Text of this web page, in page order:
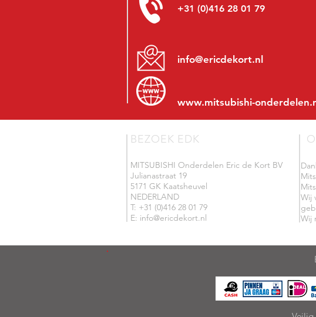
+31 (0)416 28 01 79
info@ericdekort.nl
www.mitsubishi-
BEZOEK EDK
MITSUBISHI Onderdelen Eric de Kort BV
Julianastraat 19
5171 GK Kaatsheuvel
NEDERLAND
T: +31 (0)416 28 01 79
E: info@ericdekort.nl
Wij
Wij